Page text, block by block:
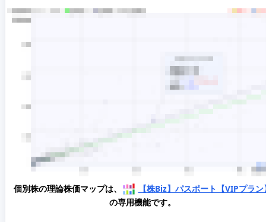
個別株の理論株価マップは、
【株Biz】パスポート【VIPプラン
の専用機能です。